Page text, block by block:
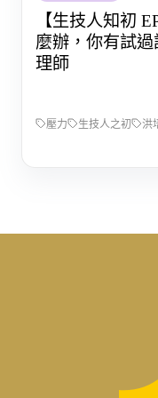
【生技人知初
麼辦，你有試過
理師
壓力 生技人之初 洪